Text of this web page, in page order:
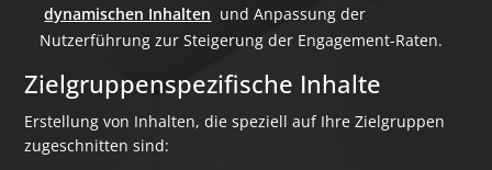
dynamischen Inhalten und Anpassung der
Nutzerführung zur Steigerung der Engagement-Raten.
Zielgruppenspezifische Inhalte
Erstellung von Inhalten, die speziell auf Ihre Zielgruppen
zugeschnitten sind: